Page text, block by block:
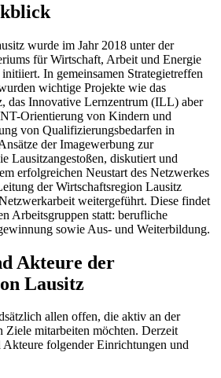
wurde im Jahr 2018 unter der
für Wirtschaft, Arbeit und Energie
In gemeinsamen Strategietreffen
wichtige Projekte wie das
das Innovative Lernzentrum (ILL) aber
Orientierung von Kindern und
von Qualifizierungsbedarfen in
der Imagewerbung zur
Lausitzangestoßen, diskutiert und
erfolgreichen Neustart des Netzwerkes
der Wirtschaftsregion Lausitz
weitergeführt. Diese findet
Arbeitsgruppen statt: berufliche
sowie Aus- und Weiterbildung.
Akteure der
Lausitz
allen offen, die aktiv an der
Ziele mitarbeiten möchten. Derzeit
folgender Einrichtungen und